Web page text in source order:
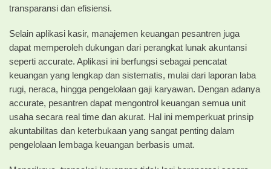
transparansi dan efisiensi.
Selain aplikasi kasir, manajemen keuangan pesantren juga
dapat memperoleh dukungan dari perangkat lunak akuntansi
seperti accurate. Aplikasi ini berfungsi sebagai pencatat
keuangan yang lengkap dan sistematis, mulai dari laporan laba
rugi, neraca, hingga pengelolaan gaji karyawan. Dengan adanya
accurate, pesantren dapat mengontrol keuangan semua unit
usaha secara real time dan akurat. Hal ini memperkuat prinsip
akuntabilitas dan keterbukaan yang sangat penting dalam
pengelolaan lembaga keuangan berbasis umat.